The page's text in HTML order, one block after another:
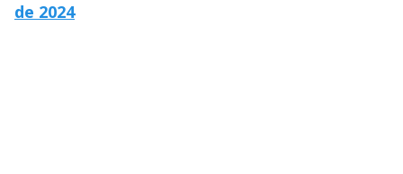
de 2024